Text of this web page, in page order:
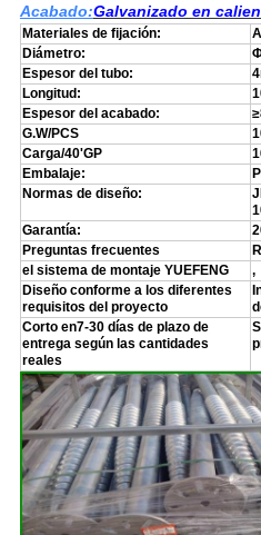
Acabado:Galvanizado en
Materiales de fijación:
Diámetro:
Espesor del tubo:
Longitud:
Espesor del acabado:
G.W/PCS
Carga/40'GP
Embalaje:
Normas de diseño:
Garantía:
Preguntas frecuentes
el sistema de montaje YUEFENG
,
Diseño conforme a los diferentes
requisitos del proyecto
Corto en7-30 días de plazo de
entrega según las cantidades
reales